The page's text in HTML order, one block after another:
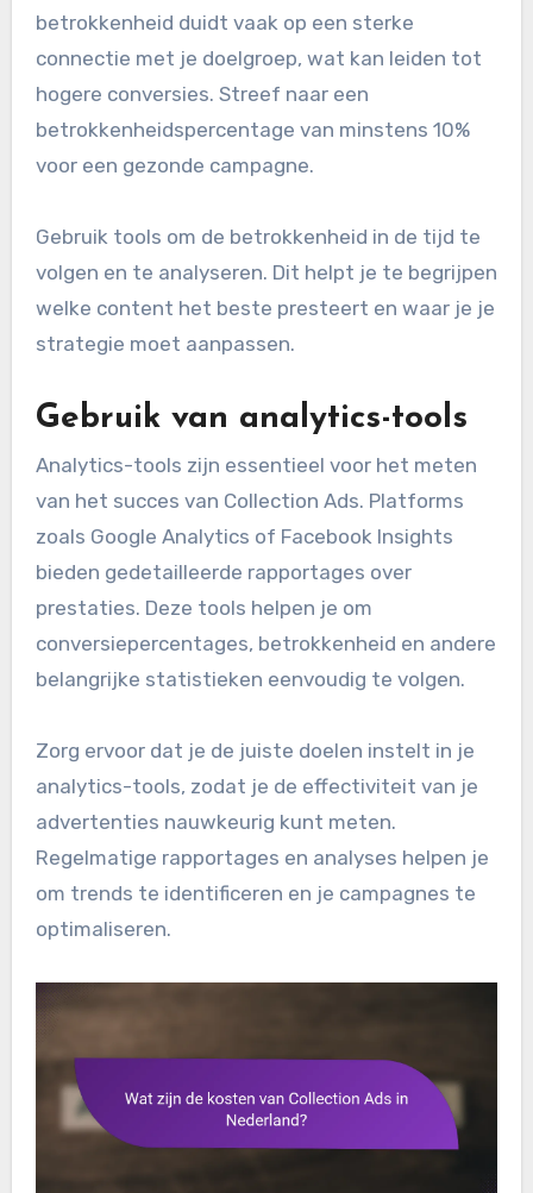
betrokkenheid duidt vaak op een sterke
connectie met je doelgroep, wat kan leiden tot
hogere conversies. Streef naar een
betrokkenheidspercentage van minstens 10%
voor een gezonde campagne.
Gebruik tools om de betrokkenheid in de tijd te
volgen en te analyseren. Dit helpt je te begrijpen
welke content het beste presteert en waar je je
strategie moet aanpassen.
Gebruik van analytics-tools
Analytics-tools zijn essentieel voor het meten
van het succes van Collection Ads. Platforms
zoals Google Analytics of Facebook Insights
bieden gedetailleerde rapportages over
prestaties. Deze tools helpen je om
conversiepercentages, betrokkenheid en andere
belangrijke statistieken eenvoudig te volgen.
Zorg ervoor dat je de juiste doelen instelt in je
analytics-tools, zodat je de effectiviteit van je
advertenties nauwkeurig kunt meten.
Regelmatige rapportages en analyses helpen je
om trends te identificeren en je campagnes te
optimaliseren.